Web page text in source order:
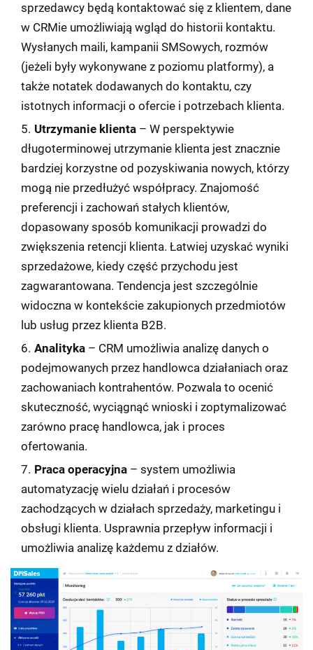
sprzedawcy będą kontaktować się z klientem, dane
w CRMie umożliwiają wgląd do historii kontaktu.
Wysłanych maili, kampanii SMSowych, rozmów
(jeżeli były wykonywane z poziomu platformy), a
także notatek dodawanych do kontaktu, czy
istotnych informacji o ofercie i potrzebach klienta.
Utrzymanie klienta – W perspektywie
długoterminowej utrzymanie klienta jest znacznie
bardziej korzystne od pozyskiwania nowych, którzy
mogą nie przedłużyć współpracy. Znajomość
preferencji i zachowań stałych klientów,
dopasowany sposób komunikacji prowadzi do
zwiększenia retencji klienta. Łatwiej uzyskać wyniki
sprzedażowe, kiedy część przychodu jest
zagwarantowana. Tendencja jest szczególnie
widoczna w kontekście zakupionych przedmiotów
lub usług przez klienta B2B.
Analityka – CRM umożliwia analizę danych o
podejmowanych przez handlowca działaniach oraz
zachowaniach kontrahentów. Pozwala to ocenić
skuteczność, wyciągnąć wnioski i zoptymalizować
zarówno pracę handlowca, jak i proces
ofertowania.
Praca operacyjna – system umożliwia
automatyzację wielu działań i procesów
zachodzących w działach sprzedaży, marketingu i
obsługi klienta. Usprawnia przepływ informacji i
umożliwia analizę każdemu z działów.